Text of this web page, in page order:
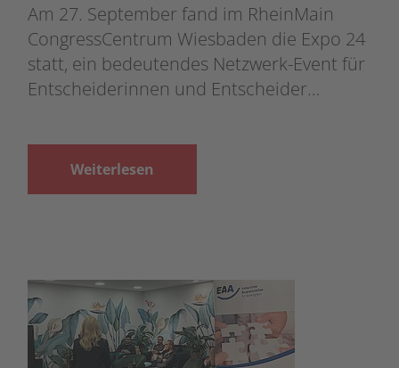
Am 27. September fand im RheinMain
CongressCentrum Wiesbaden die Expo 24
statt, ein bedeutendes Netzwerk-Event für
Entscheiderinnen und Entscheider…
Weiterlesen